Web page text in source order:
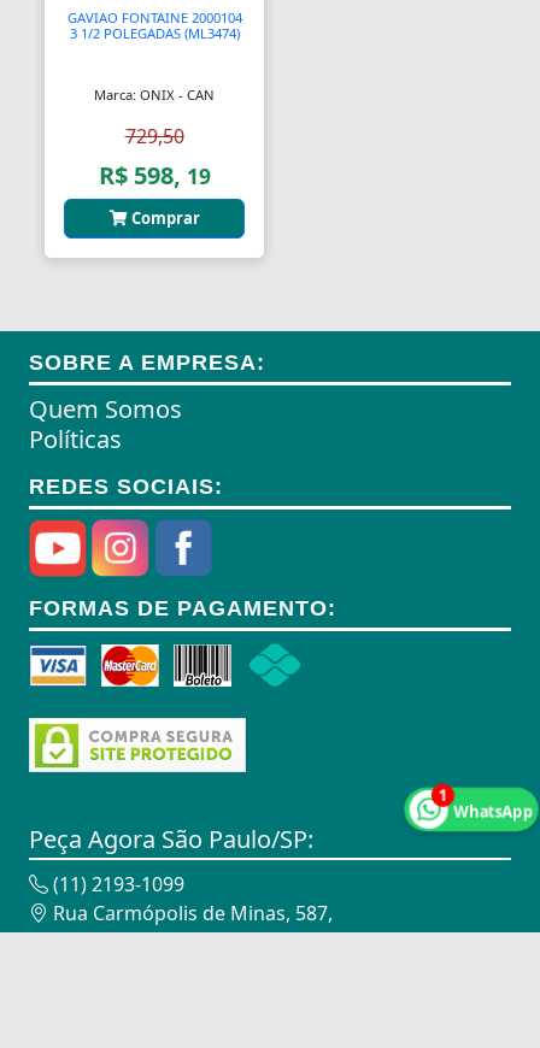
1
WhatsApp
Almofadas
Almofadas para Carimbos
Alças
Alças
Amperímetros
Amplificadores
Andadores
Aneis para Microblading
Anel Segmento
Anilhas
Anilhas de Marcação
Antenas
Antenas de TV
Anéis
Anéis
GAVIAO FONTAINE 2000104
3 1/2 POLEGADAS (ML3474)
Marca: ONIX - CAN
729,50
R$ 598, 19
Comprar
SOBRE A EMPRESA:
Quem Somos
Políticas
REDES SOCIAIS:
FORMAS DE PAGAMENTO:
Peça Agora São Paulo/SP:
(11) 2193-1099
Rua Carmópolis de Minas, 587,